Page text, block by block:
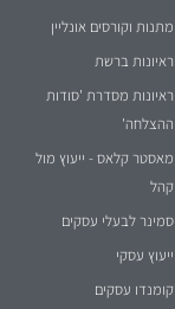
מתנות וקורסים אונליין
ראיונות ברשת
ראיונות מסדרת 'סודות
ההצלחה'
מאסטר קלאס - ייעוץ מול
קהל
סמינר לבעלי עסקים
ייעוץ עסקי
קומנדו עסקים